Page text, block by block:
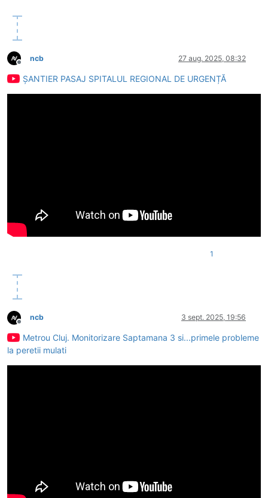
Deconectat
ncb 27 aug. 2025, 08:32
ȘANTIER PASAJ SPITALUL REGIONAL DE URGENȚĂ
1
Deconectat
ncb 3 sept. 2025, 19:56
Metrou Cluj. Monitorizare Saptamana 3 si...primele probleme
la peretii mulati